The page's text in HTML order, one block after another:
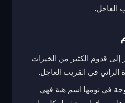
العاجل.
إلى قدوم الكثير من الخيرات
الرائي في القريب العاجل.
في نومها اسم هبة فهي